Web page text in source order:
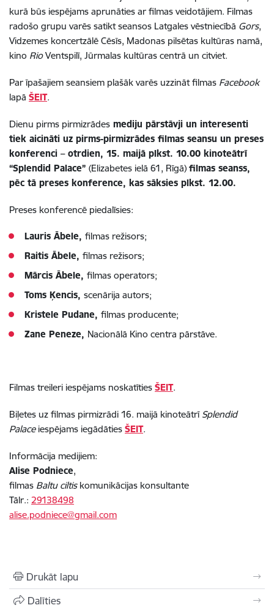
kurā būs iespējams aprunāties ar filmas veidotājiem. Filmas
radošo grupu varēs satikt seansos Latgales vēstniecībā Gors,
Vidzemes koncertzālē Cēsīs, Madonas pilsētas kultūras namā,
kino RioVentspilī, Jūrmalas kultūras centrā un citviet.
Par īpašajiem seansiem plašāk varēs uzzināt filmas Facebook
lapā ŠEIT.
Dienu pirms pirmizrādes mediju pārstāvji un interesenti
tiek aicināti uz pirms-pirmizrādes filmas seansu un preses
konferenci – otrdien, 15. maijā plkst. 10.00 kinoteātrī
“Splendid Palace” (Elizabetes ielā 61, Rīgā) filmas seanss,
pēc tā preses konference, kas sāksies plkst. 12.00.
Preses konferencē piedalīsies:
Lauris Ābele, filmas režisors;
Raitis Ābele, filmas režisors;
Mārcis Ābele, filmas operators;
Toms Ķencis, scenārija autors;
Kristele Pudane, filmas producente;
Zane Peneze, Nacionālā Kino centra pārstāve.
Filmas treileri iespējams noskatīties ŠEIT.
Biļetes uz filmas pirmizrādi 16. maijā kinoteātrī Splendid
Palaceiespējams iegādāties ŠEIT.
Informācija medijiem:
Alise Podniece,
filmas Baltu ciltiskomunikācijas konsultante
Tālr.: 29138498
alise.podniece@gmail.com
Drukāt lapu
Dalīties